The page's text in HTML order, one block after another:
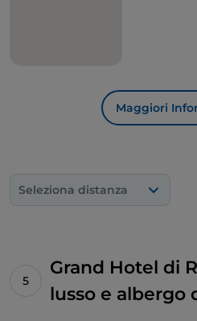
Maggiori
Seleziona distanza
Grand Hotel di
lusso e albergo